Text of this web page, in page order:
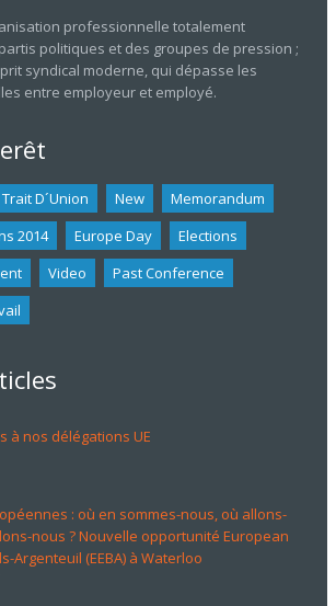
professionnelle totalement
politiques et des groupes de pression ;
syndical moderne, qui dépasse les
entre employeur et employé.
Trait D´union New
Memorandum
2014
Europe Day
Elections
Video
Past Conference
à nos délégations UE
: où en sommes-nous, où allons-
nous ? Nouvelle opportunité European
Argenteuil (EEBA) à Waterloo